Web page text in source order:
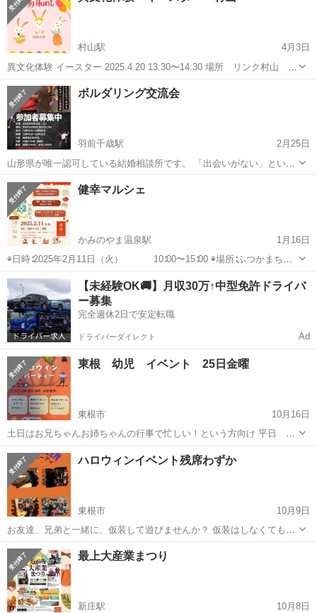
村山駅
4月3日
異文化体験 イースター 2025.4.20 13:30〜14:30 場所 リンク村山 キ
ッズラボ 会費 500円 定員 15名 ご予約はメールにてお願いしま
す。 先着順 企画 わ...
山形 村山市 村山駅 地域/お祭り
ボルダリング交流会
羽前千歳駅
2月25日
山形県が唯一認可している結婚相談所です。 「出会いがない」という
独身者対策として出会いの交流イベントを各地で開催中。 当相談所の
特徴は、参加年齢枠が広いことです。特に40代を過ぎると参加できる
イベントが減少します。しかし...
山形 山形市 羽前千歳駅
健幸マルシェ
かみのやま温泉駅
1月16日
◉日時∶2025年2月11日（火） 10∶00〜15∶00 ◉場所∶ふつかまち
PLAZA2階 共用スペース 上山市二日町10-25 *入場無料 *立体駐
車場有 3時間まで無料 ...
山形 上山市 かみのやま温泉駅 地域/お祭り 農園
【未経験OK🚚】月収30万↑中型免許ドライバ
ー募集
完全週休2日で安定転職
ドライバーダイレクト Ad
東根 幼児 イベント 25日金曜
東根市
10月16日
土日はお兄ちゃんお姉ちゃんの行事で忙しい！という方向け 平日 夕
方のえいごで遊ぼう ハロウィンイベント どなたでもご参加いただげ
す。 10月25日金曜 17:30〜18:00 少し長くなることがござ...
山形 東根市 地域/お祭り 幼児
ハロウィンイベント残席わずか
東根市
10月9日
お友達、兄弟と一緒に、仮装して遊びませんか？ 仮装はしなくてもok!
10月27日(日) 16:15〜17:15 場所 まなびあテラス講座室Ａ 定員 10名
先着順 要予約 残2 会...
山形 東根市 地域/お祭り ハロウィン
最上大産業まつり
新庄駅
10月8日